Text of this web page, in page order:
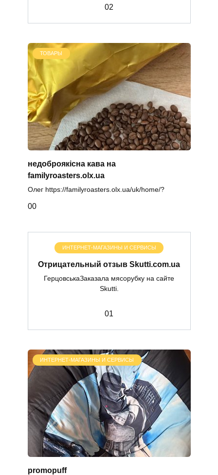
02
ТОВАРЫ
недоброякісна кава на
familyroasters.olx.ua
Олег https://familyroasters.olx.ua/uk/home/?
00
ИНТЕРНЕТ-МАГАЗИНЫ И СЕРВИСЫ
Отрицательный отзыв Skutti.com.ua
ГерцовськаЗаказала мясорубку на сайте
Skutti.
01
ИНТЕРНЕТ-МАГАЗИНЫ И СЕРВИСЫ
promopuff